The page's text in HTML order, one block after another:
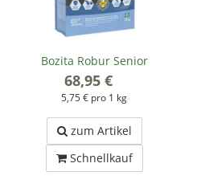
Bozita Robur Senior
68,95 €
5,75 € pro 1 kg
zum Artikel
Schnellkauf